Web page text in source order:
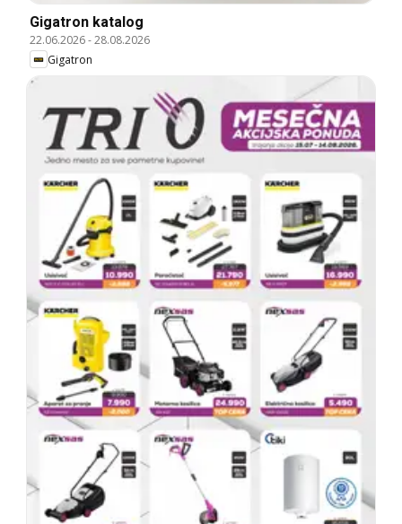
Gigatron katalog
22.06.2026-28.08.2026
Gigatron